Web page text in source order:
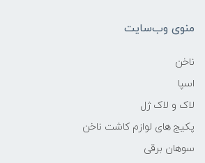
منوی وب‌سایت
ناخن
اسپا
لاک و لاک ژل
پکیج های لوازم کاشت ناخن
سوهان برقی